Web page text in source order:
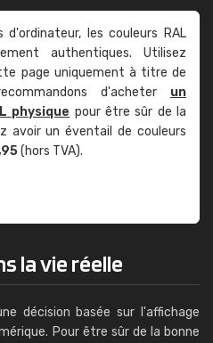
d'ordinateur, les couleurs RAL
authentiques. Utilisez
page uniquement à titre de
d'acheter un
physique pour être sûr de la
avoir un éventail de couleurs
(hors TVA).
la vie réelle
décision basée sur l'affichage
Pour être sûr de la bonne